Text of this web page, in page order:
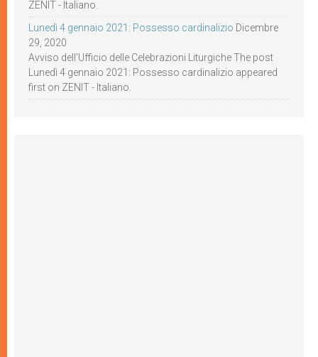
ZENIT - Italiano.
Lunedì 4 gennaio 2021: Possesso cardinalizio Dicembre
29, 2020
Avviso dell’Ufficio delle Celebrazioni Liturgiche The post
Lunedì 4 gennaio 2021: Possesso cardinalizio appeared
first on ZENIT - Italiano.